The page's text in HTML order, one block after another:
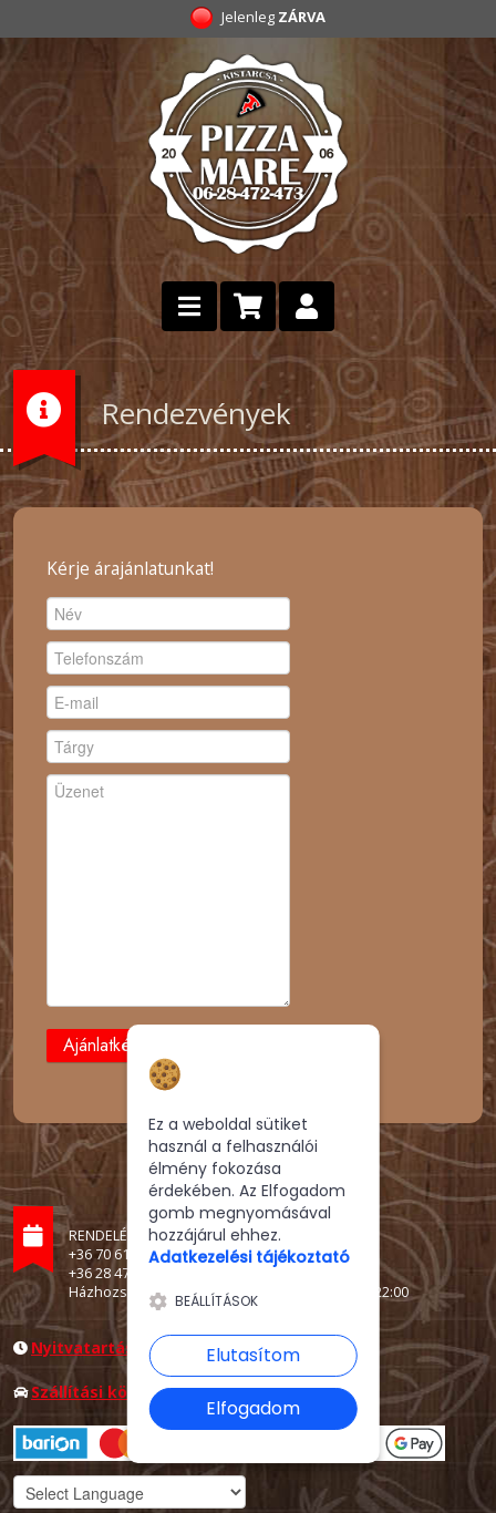
Jelenleg ZÁRVA
Rendezvények
Kérje árajánlatunkat!
RENDELÉSFELVÉTEL
+36 70 614 4901
+36 28 472-473
Házhozszállítás: K,Sz,Cs 11:00-21:00 P,Sz 11:00-22:00
Nyitvatartás
Szállítási körzetek és díjak
Ez a weboldal sütiket
használ a felhasználói
élmény fokozása
érdekében. Az Elfogadom
gomb megnyomásával
hozzájárul ehhez.
Adatkezelési tájékoztató
BEÁLLÍTÁSOK
Elutasítom
Elfogadom